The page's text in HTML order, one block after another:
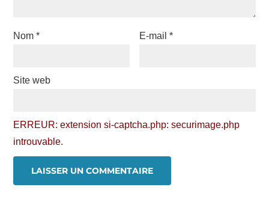
Nom* E-mail*
Site web
ERREUR: extension si-captcha.php: securimage.php
introuvable.